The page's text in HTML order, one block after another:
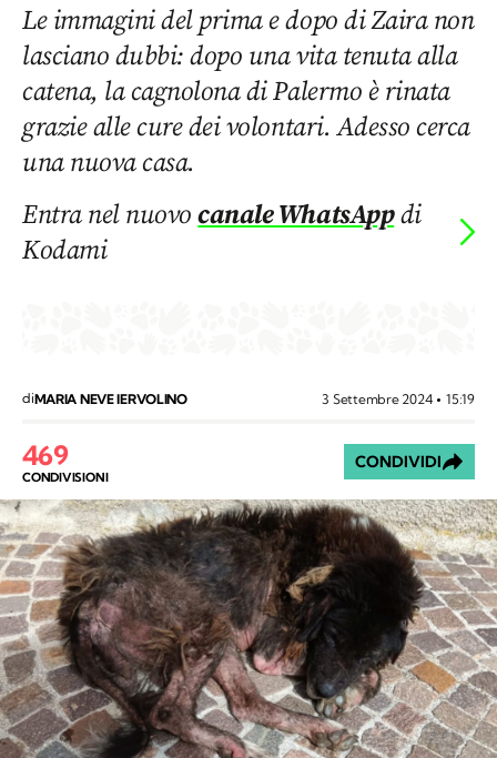
Le immagini del prima e dopo di Zaira non
lasciano dubbi: dopo una vita tenuta alla
catena, la cagnolona di Palermo è rinata
grazie alle cure dei volontari. Adesso cerca
una nuova casa.
Entra nel nuovocanale WhatsAppdi
Kodami
diMARIA NEVE IERVOLINO 3 Settembre 2024 15:19
469
CONDIVISIONI
CONDIVIDI